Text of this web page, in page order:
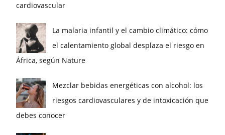
cardiovascular
La malaria infantil y el cambio climático: cómo
el calentamiento global desplaza el riesgo en
África, según Nature
Mezclar bebidas energéticas con alcohol: los
riesgos cardiovasculares y de intoxicación que
debes conocer